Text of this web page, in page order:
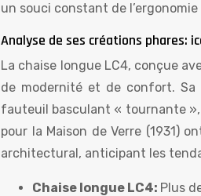
un souci constant de
Analyse de ses créations phares:
La chaise longue LC4, conçue
de modernité et de confort.
fauteuil basculant « tournante »,
pour la Maison de Verre (1931)
architectural, anticipant les
Chaise longue LC4: Plus